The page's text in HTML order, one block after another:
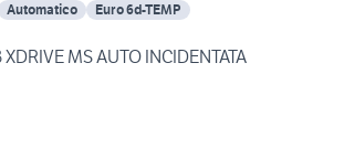
Automatico Euro 6d-TEMP
MS AUTO INCIDENTATA